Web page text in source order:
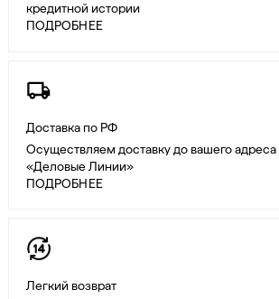
кредитной истории
ПОДРОБНЕЕ
Доставка по РФ
Осуществляем доставку до вашего
«Деловые Линии»
ПОДРОБНЕЕ
Легкий возврат